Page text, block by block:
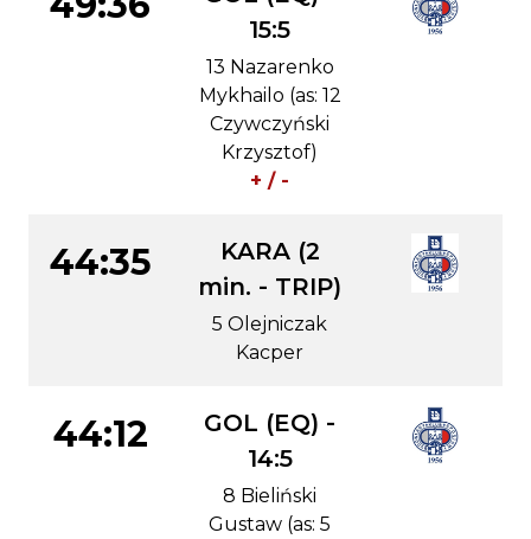
15:5
13 Nazarenko
Mykhailo (as: 12
Czywczyński
Krzysztof)
+ / -
44:35
KARA (2
min. - TRIP)
5 Olejniczak
Kacper
44:12
GOL (EQ) -
14:5
8 Bieliński
Gustaw (as: 5